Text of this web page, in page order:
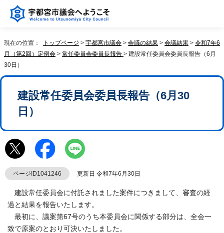
現在の位置： トップページ > 宇都宮市議会 > 会議の結果 > 会議結果 > 令和7年6
月（第2回）定例会 > 常任委員会委員長報告 > 建設常任委員会委員長報告（6月
30日）
建設常任委員会委員長報告（6月30
日）
ページID1041246 更新日 令和7年6月30日
建設常任委員会に付託されました案件につきまして、審査の経
過と結果を報告いたします。
最初に、議案第67号のうち本委員会に関係する部分は、全会一
致で原案のとおり可決いたしました。